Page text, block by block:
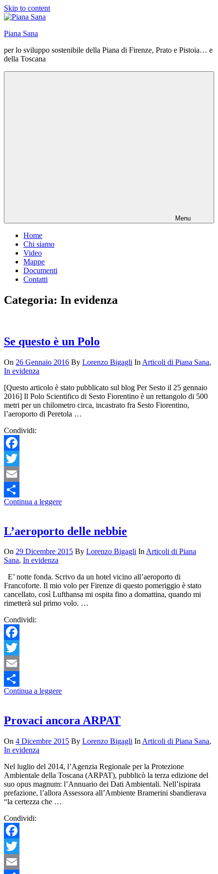
Skip to content
Piana Sana
per lo sviluppo sostenibile della Piana di Firenze, Prato e Pistoia… e
della Toscana
Menu
Home
Chi siamo
Video
Mappe
Documenti
Contatti
Categoria: In evidenza
Se questo è un Polo
On 26 Gennaio 2016 By Lorenzo Bigagli In Articoli di Piana Sana,
In evidenza
[Questo articolo è stato pubblicato sul blog Per Sesto il 25 gennaio
2016] Il Polo Scientifico di Sesto Fiorentino è un rettangolo di 500
metri per un chilometro circa, incastrato fra Sesto Fiorentino,
l’aeroporto di Peretola …
Condividi:
Facebook
Twitter
Email
Condividi
Continua a leggere
L’aeroporto delle nebbie
On 29 Dicembre 2015 By Lorenzo Bigagli InArticoli di Piana
Sana, In evidenza
E’ notte fonda. Scrivo da un hotel vicino all’aeroporto di
Francoforte. Il mio volo per Firenze di questo pomeriggio è stato
cancellato, così Lufthansa mi ospita fino a domattina, quando mi
rimetterà sul primo volo. …
Condividi:
Facebook
Twitter
Email
Condividi
Continua a leggere
Provaci ancora ARPAT
On 4 Dicembre 2015 By Lorenzo Bigagli In Articoli di Piana Sana,
In evidenza
Nel luglio del 2014, l’Agenzia Regionale per la Protezione
Ambientale della Toscana (ARPAT), pubblicò la terza edizione del
suo opus magnum: l’Annuario dei Dati Ambientali. Nell’ispirata
prefazione, l’allora Assessora all’Ambiente Bramerini sbandierava
“la certezza che …
Condividi:
Facebook
Twitter